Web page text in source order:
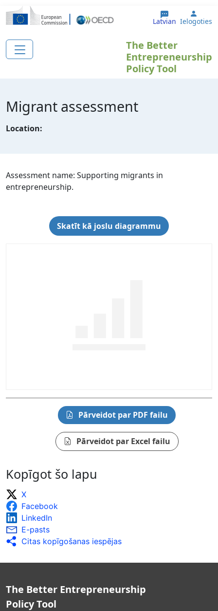
Pārlekt uz galveno saturu
Latvian User
Ielogoties
The Better
Entrepreneurship
Policy Tool
Migrant assessment
Location:
Assessment name: Supporting migrants in
entrepreneurship.
Skatīt kā joslu diagrammu
Pārveidot par PDF failu
Pārveidot par Excel failu
Kopīgot šo lapu
X
Facebook
LinkedIn
E-pasts
Citas kopīgošanas iespējas
The Better Entrepreneurship
Policy Tool